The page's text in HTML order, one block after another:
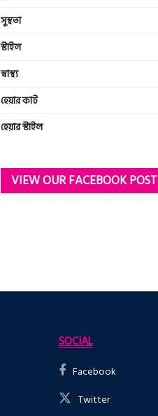
সুস্থতা
স্টাইল
স্বাস্থ্য
হেয়ার কাট
হেয়ার স্টাইল
VIEW OUR FACEBOOK POST
SOCIAL
Facebook
Twitter